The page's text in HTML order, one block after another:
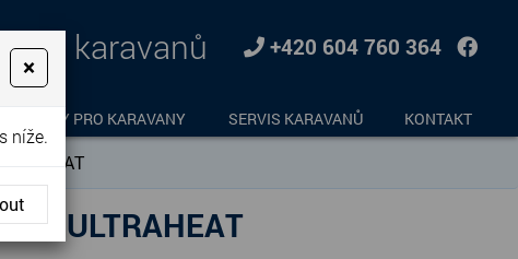
karavanů +420 604 760 364
DOPLŇKY PRO KARAVANY SERVIS KARAVANŮ KONTAKT
ULTRAHEAT
×
níže.